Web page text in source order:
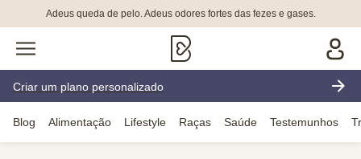
Adeus queda de pelo. Adeus odores fortes das fezes e gases.
Criar um plano personalizado
Blog Alimentação Lifestyle Raças Saúde Testemunhos